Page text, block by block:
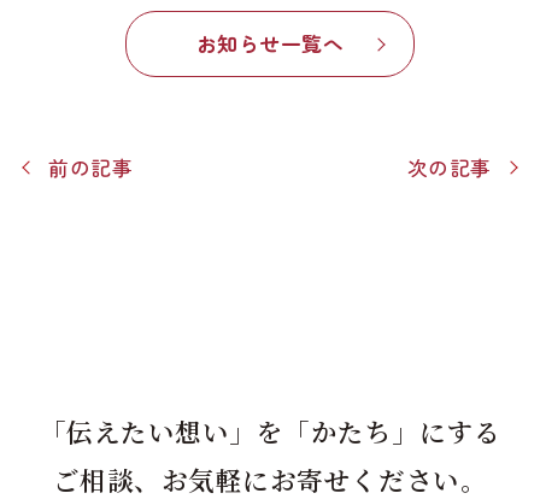
お知らせ一覧へ
前の記事 次の記事
「伝えたい想い」を「かたち」にする
ご相談、お気軽にお寄せください。